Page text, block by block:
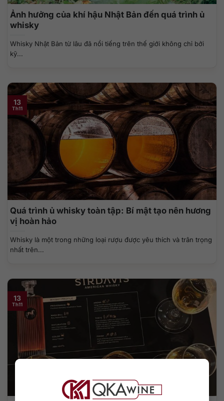
Ảnh hưởng của khí hậu Nhật Bản đến quá trình ủ
whisky
Whisky Nhật Bản từ lâu đã nổi tiếng trên thế giới không chỉ bởi
kỹ...
Quá trình ủ whisky toàn tập: Bí mật tạo nên hương
vị hoàn hảo
Whisky là một trong những loại rượu được yêu thích và trân trọng
nhất trên...
13
Th11
13
Th11